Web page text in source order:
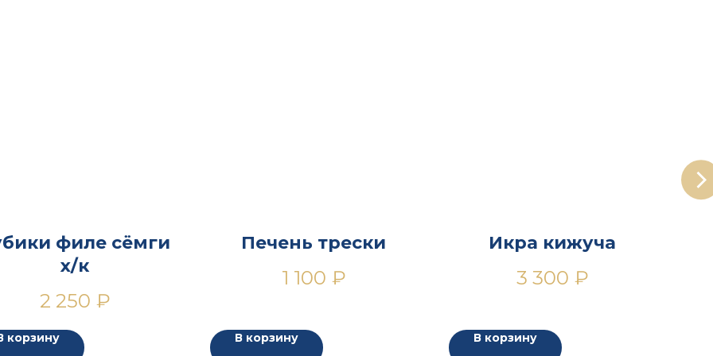
филе сёмги
х/к
2 250 ₽
корзину
Печень трески
1 100 ₽
В корзину
Икра кижуча
3 300 ₽
В корзину